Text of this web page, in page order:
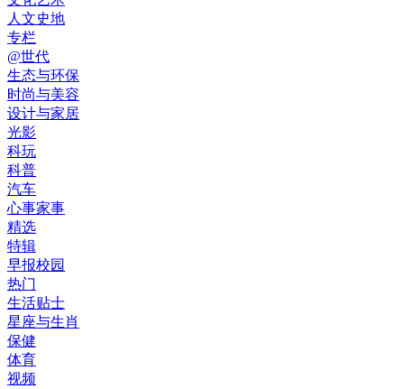
人文史地
专栏
@世代
生态与环保
时尚与美容
设计与家居
光影
科玩
科普
汽车
心事家事
精选
特辑
早报校园
热门
生活贴士
星座与生肖
保健
体育
视频